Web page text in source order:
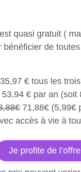
quasi gratuit (
de
€ tous les
€ par an (soit
71,88€ (5,99€
accès à vie à
Je profite de